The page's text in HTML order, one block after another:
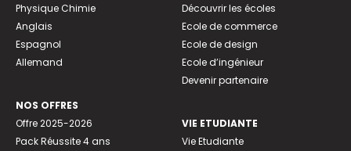
Physique Chimie
Anglais
Espagnol
Allemand
NOS OFFRES
Offre 2025-2026
Pack Réussite 4 ans
Découvrir les écoles
Ecole de commerce
Ecole de design
Ecole d’ingénieur
Devenir partenaire
VIE ETUDIANTE
Vie Etudiante